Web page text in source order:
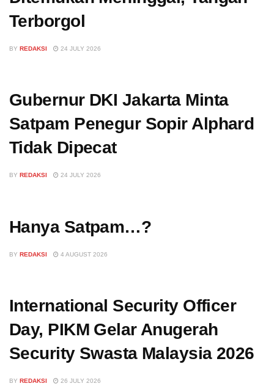
Terborgol
BY REDAKSI 24 JULY 2026
Gubernur DKI Jakarta Minta
Satpam Penegur Sopir Alphard
Tidak Dipecat
BY REDAKSI 24 JULY 2026
Hanya Satpam…?
BY REDAKSI 4 AUGUST 2026
International Security Officer
Day, PIKM Gelar Anugerah
Security Swasta Malaysia 2026
BY REDAKSI 26 JULY 2026